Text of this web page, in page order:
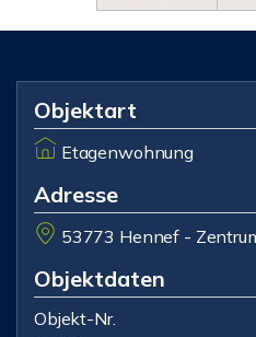
Objektart
Etagenwohnung
Adresse
53773 Hennef -
Objektdaten
Objekt-Nr.